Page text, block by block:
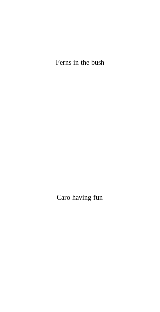
Ferns in the bush
Caro having fun